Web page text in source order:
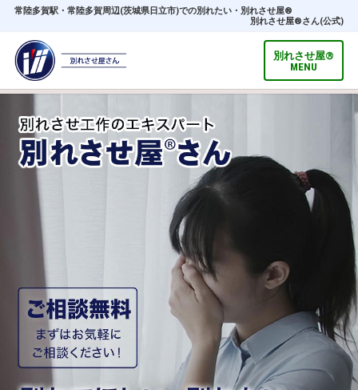
常陸多賀駅・常陸多賀周辺(茨城県日立市)での別れたい・別れさせ屋®
別れさせ屋®さん(公式)
別れさせ屋®
MENU